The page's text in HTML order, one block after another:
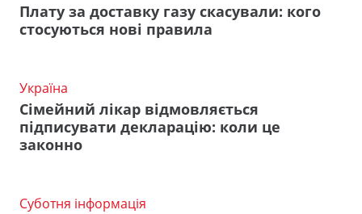
Плату за доставку газу скасували: кого
стосуються нові правила
Україна
Сімейний лікар відмовляється
підписувати декларацію: коли це
законно
Суботня інформація